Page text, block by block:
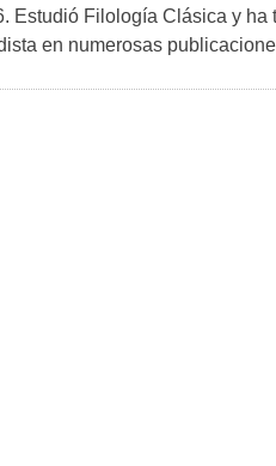
Estudió Filología Clásica y ha
en numerosas